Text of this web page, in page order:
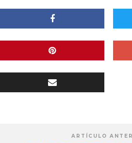
ARTÍCULO